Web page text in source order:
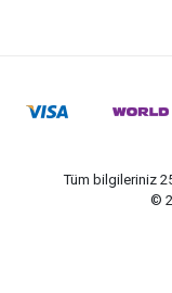
Tüm bilgileriniz
©